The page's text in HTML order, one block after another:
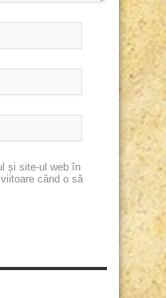
și site-ul web în
când o să